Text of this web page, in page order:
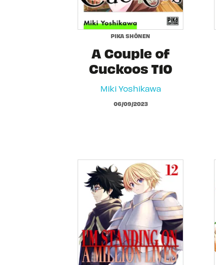
PIKA SHÔNEN
A Couple of
Cuckoos T10
Miki Yoshikawa
06/09/2023